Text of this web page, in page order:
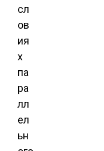
сл
ов
ия
х
па
ра
лл
ел
ьн